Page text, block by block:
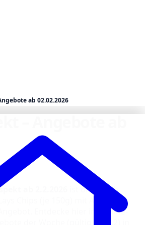
ab 02.02.2026
ab 2.2.2026
ist online. Ab
Chips (je 150g) mit App für
Entdecke hier im Online-